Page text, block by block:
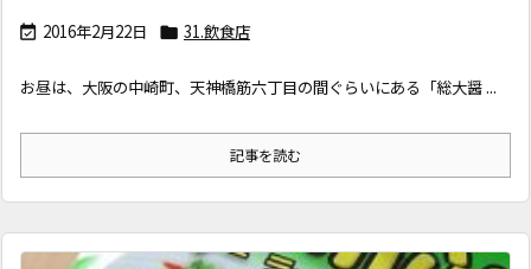
 2016年2月22日  31.飲食店
お昼は、大阪の中崎町、天神橋筋六丁目の間ぐらいにある「総大醤 ...
記事を読む